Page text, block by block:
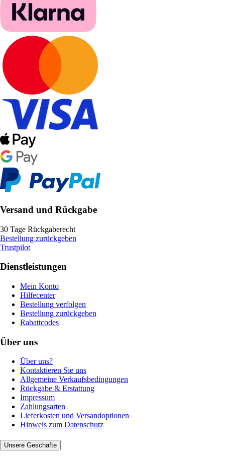
Versand und Rückgabe
30 Tage Rückgaberecht
Bestellung zurückgeben
Trustpilot
Dienstleistungen
Mein Konto
Hilfecenter
Bestellung verfolgen
Bestellung zurückgeben
Rabattcodes
Über uns
Über uns?
Kontaktieren Sie uns
Allgemeine Verkaufsbedingungen
Rückgabe & Erstattung
Impressum
Zahlungsarten
Lieferkosten und Versandoptionen
Hinweis zum Datenschutz
Unsere Geschäfte